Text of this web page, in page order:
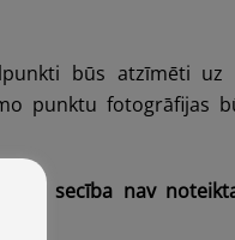
būs atzīmēti uz
punktu fotogrāfijas
secība nav